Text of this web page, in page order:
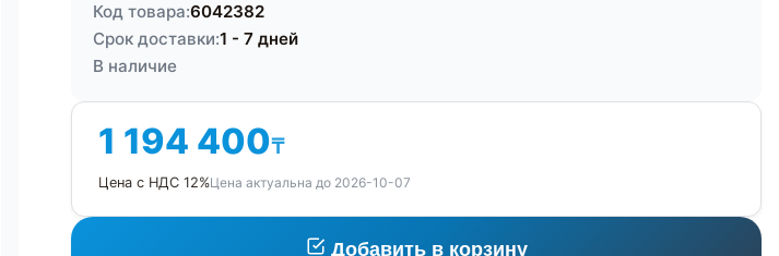
Код товара:6042382
Срок доставки:1 - 7 дней
В наличие
1 194 400₸
Цена с НДС 12%Цена актуальна до 2026-10-07
Добавить в корзину